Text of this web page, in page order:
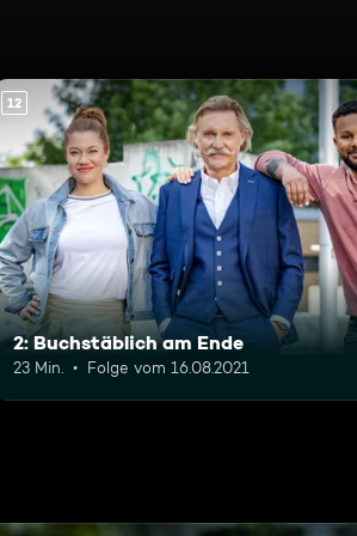
12
2: Buchstäblich am Ende
23 Min. Folge vom 16.08.2021